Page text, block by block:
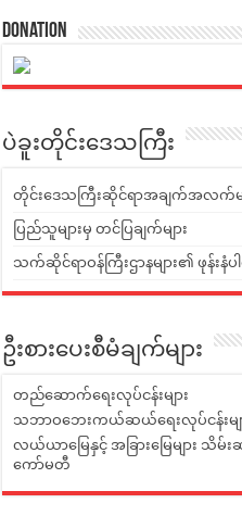
Donation
ပဲခူးတိုင်းဒေသကြီး
တိုင်းဒေသကြီးဆိုင်ရာအချက်အလက်မျ
ပြည်သူများမှ တင်ပြချက်များ
သက်ဆိုင်ရာဝန်ကြီးဌာနများ၏ ဖုန်းနံပါ
ဦးစားပေးစီမံချက်များ
တည်ဆောက်ရေးလုပ်ငန်းများ
သဘာဝဘေးကယ်ဆယ်ရေးလုပ်ငန်းမျ
လယ်ယာမြေနှင့် အခြားမြေများ သိမ်
ကော်မတီ